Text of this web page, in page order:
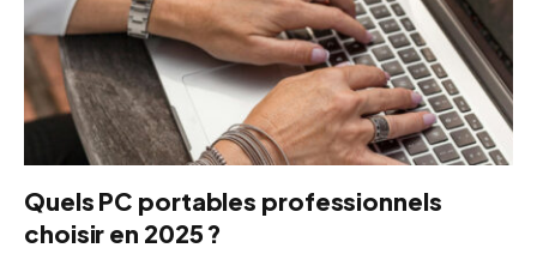
Quels PC portables professionnels
choisir en 2025 ?